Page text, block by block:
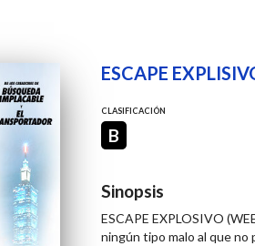
ESCAPE
CLASIFICACIÓN
B
Sinopsis
ESCAPE EXPLOSIVO
ningún tipo malo al que no